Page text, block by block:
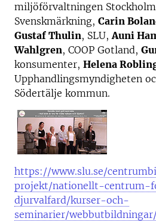
miljöförvaltningen
Svenskmärkning, Carin
Gustaf Thulin, SLU,Auni
Wahlgren, COOP Gotland,
konsumenter, Helena
Upphandlingsmyndigheten
Södertälje kommun.
https://www.slu.se/
projekt/nationellt-centrum-
djurvalfard/kurser-och-
seminarier/